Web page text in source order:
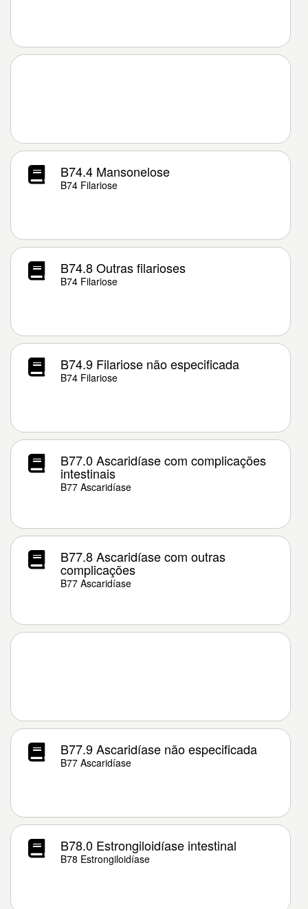
B74.4 Mansonelose
B74 Filariose
B74.8 Outras filarioses
B74 Filariose
B74.9 Filariose não especificada
B74 Filariose
B77.0 Ascaridíase com complicações
intestinais
B77 Ascaridíase
B77.8 Ascaridíase com outras
complicações
B77 Ascaridíase
B77.9 Ascaridíase não especificada
B77 Ascaridíase
B78.0 Estrongiloidíase intestinal
B78 Estrongiloidíase